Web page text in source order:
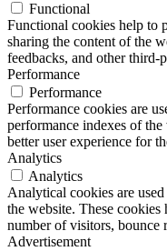
Functional
Functional cookies help to
sharing the content of the
feedbacks, and other third-
Performance
Performance
Performance cookies are
performance indexes of
better user experience for
Analytics
Analytics
Analytical cookies are
the website. These
number of visitors, bounce
Advertisement